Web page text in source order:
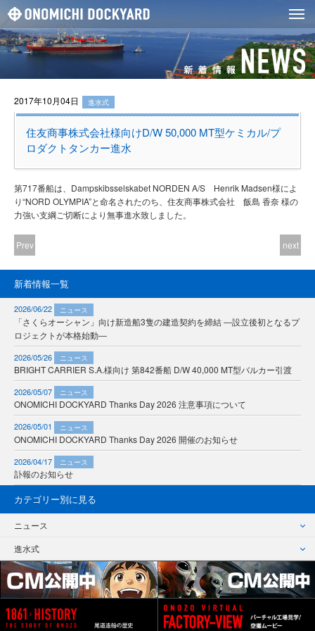
2017年10月04日 進水式
住友商事株式会社様向けD/W 50,000 MT型ケミカル/プ
ロダクトタンカー進水
第717番船は、Dampskibsselskabet NORDEN A/S Henrik Madsen様によ
り“NORD OLYMPIA”と命名されたのち、住友商事株式会社 飯島 香奈 様の
力強い支綱ご切断により無事進水致しました。
Prev next
新着情報一覧
2026/06/22 ニュース
「さくらオーシャン」向け新造船3隻の建造契約を締結 ―設立後初となるプ
ロジェクトが本格始動―
2026/05/26 ニュース
BRIGHT CARRIER S.A.様向け 第842番船 D/W 40,000 MT型バルカー引渡
2026/05/07 ニュース
ONOMICHI DOCKYARD Thanks Day 2026 注意事項について
2026/05/01 ニュース
ONOMICHI DOCKYARD Thanks Day 2026 開催のお知らせ
2026/04/17 ニュース
訃報のお知らせ
カテゴリー別に見る
ニュース
進水式